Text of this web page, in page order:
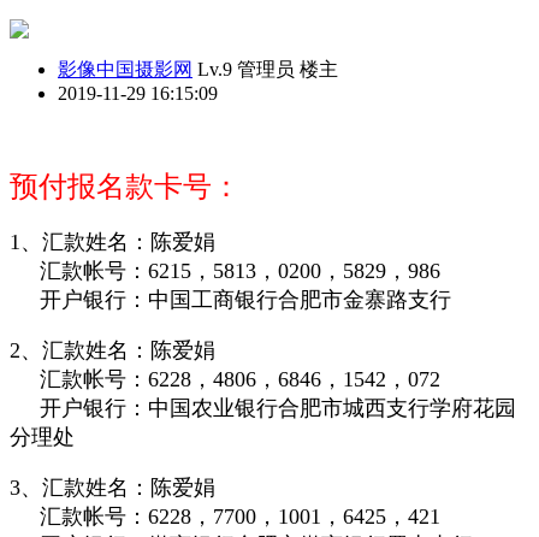
影像中国摄影网 Lv.9 管理员 楼主
2019-11-29 16:15:09
预付报名款卡号：
1、汇款姓名：陈爱娟
汇款帐号： 6215，5813，0200，5829，986
开户银行：中国工商银行合肥市金寨路支行
2、汇款姓名：陈爱娟
汇款帐号：6228，4806，6846，1542，072
开户银行：中国农业银行合肥市城西支行学府花园
分理处
3、汇款姓名：陈爱娟
汇款帐号：6228，7700，1001，6425，421